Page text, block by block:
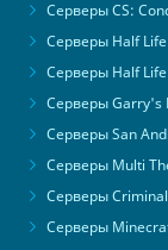
Серверы CS:
Серверы Half Life
Серверы Half
Серверы Garry's
Серверы San
Серверы Multi
Серверы
Серверы